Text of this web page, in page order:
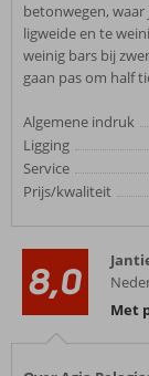
betonwegen,
ligweide en te
weinig bars bij
gaan pas om half
Algemene indruk
Ligging
Service
Prijs/kwaliteit
8,0
Met